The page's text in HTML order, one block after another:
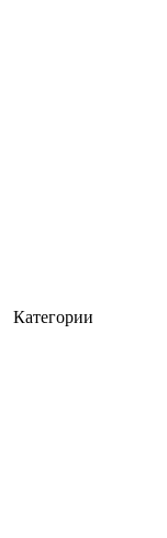
Категории